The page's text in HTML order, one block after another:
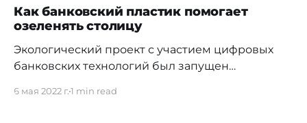
Как банковский пластик помогает
озеленять столицу
Экологический проект с участием цифровых
банковских технологий был запущен
6 мая 2022 г.1 min read